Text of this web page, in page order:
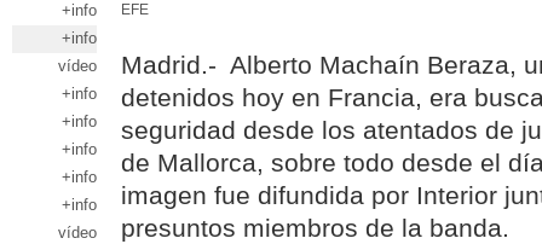
+info
+info
vídeo
+info
+info
+info
+info
+info
vídeo
EFE
Madrid.- Alberto Machaín Beraza,
detenidos hoy en Francia, era
seguridad desde los atentados de
de Mallorca, sobre todo desde el
imagen fue difundida por Interior
presuntos miembros de la banda.